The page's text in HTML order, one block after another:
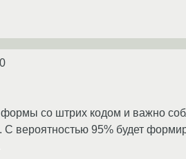
со штрих кодом и важно
вероятностью 95% будет